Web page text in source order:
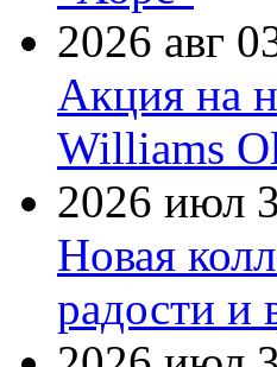
2026 авг
Акция на
Williams
2026 июл
Новая
радости и